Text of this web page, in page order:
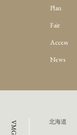
Plan
Fair
Access
News
北海道